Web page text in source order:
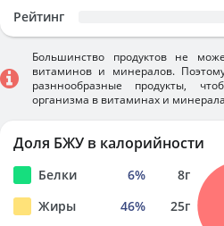
Рейтинг
Большинство продуктов не
витаминов и минералов.
разннообразные продукты,
организма в витаминах и
Доля БЖУ в калорийности
Белки 6% 8г
Жиры
46% 25г